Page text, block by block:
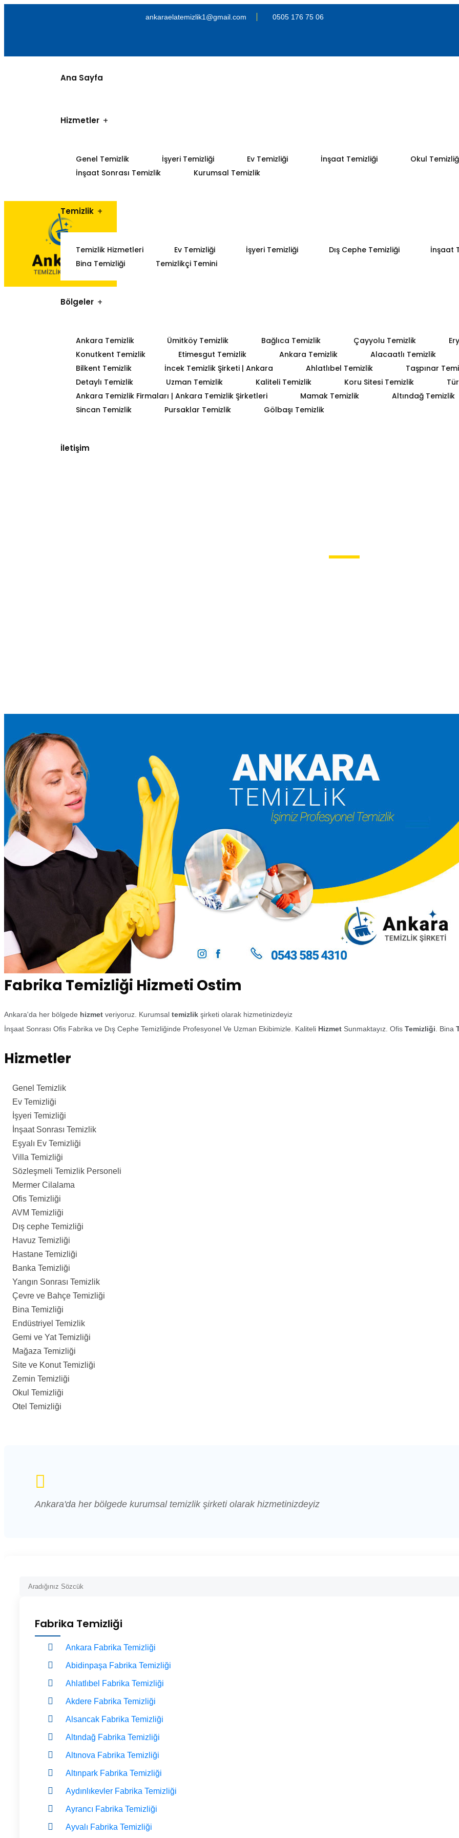
ankaraelatemizlik1@gmail.com 0505 176 75 06
Ana Sayfa
Hizmetler
Genel Temizlik İşyeri Temizliği Ev Temizliği İnşaat Temizliği
Okul
İnşaat Sonrası Temizlik
Kurumsal Temizlik
Temizlik
Temizlik Hizmetleri Ev Temizliği İşyeri Temizliği Dış Cephe Temizliği
İnşaat
Bina Temizliği
Temizlikçi Temini
Bölgeler
Ankara Temizlik Ümitköy Temizlik Bağlıca Temizlik Çayyolu Temizlik
Konutkent Temizlik
Etimesgut Temizlik Ankara Temizlik
Alacaatlı Temizlik
Bilkent Temizlik
İncek Temizlik Şirketi | Ankara Ahlatlıbel Temizlik
Taşpınar
Detaylı Temizlik
Uzman Temizlik Kaliteli Temizlik Koru Sitesi Temizlik
Ankara Temizlik Firmaları | Ankara Temizlik Şirketleri
Mamak Temizlik
Altındağ Temizlik
Sincan Temizlik
Pursaklar Temizlik Gölbaşı Temizlik
İletişim
Fabrika Temizliği Hizmeti Ostim
Ankara'da her bölgede hizmet veriyoruz. Kurumsal temizlik şirketi olarak hizmetinizdeyiz
İnşaat Sonrası Ofis Fabrika ve Dış Cephe Temizliğinde Profesyonel Ve Uzman Ekibimizle. Kaliteli Hizmet Sunmaktayız. Ofis Temizliği . Bina
Hizmetler
Genel Temizlik
Ev Temizliği
İşyeri Temizliği
İnşaat Sonrası Temizlik
Eşyalı Ev Temizliği
Villa Temizliği
Sözleşmeli Temizlik Personeli
Mermer Cilalama
Ofis Temizliği
AVM Temizliği
Dış cephe Temizliği
Havuz Temizliği
Hastane Temizliği
Banka Temizliği
Yangın Sonrası Temizlik
Çevre ve Bahçe Temizliği
Bina Temizliği
Endüstriyel Temizlik
Gemi ve Yat Temizliği
Mağaza Temizliği
Site ve Konut Temizliği
Zemin Temizliği
Okul Temizliği
Otel Temizliği
Ankara'da her bölgede kurumsal temizlik şirketi olarak hizmetinizdeyiz
Fabrika Temizliği
Ankara Fabrika Temizliği
Abidinpaşa Fabrika Temizliği
Ahlatlıbel Fabrika Temizliği
Akdere Fabrika Temizliği
Alsancak Fabrika Temizliği
Altındağ Fabrika Temizliği
Altınova Fabrika Temizliği
Altınpark Fabrika Temizliği
Aydınlıkevler Fabrika Temizliği
Ayrancı Fabrika Temizliği
Ayvalı Fabrika Temizliği